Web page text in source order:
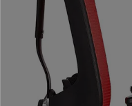
tension de la colonne
dureté ou intensité du
L’assise bénéficie d’un
étudiée est destinée à
soulageant la tension grâce
qualité et a été étudié pour